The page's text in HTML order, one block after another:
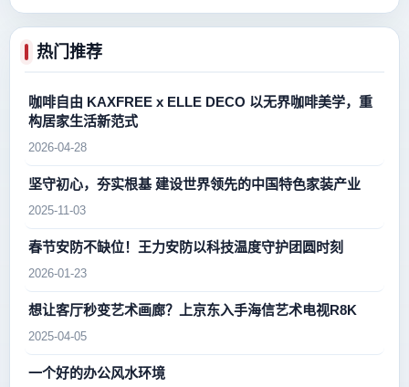
热门推荐
咖啡自由 KAXFREE x ELLE DECO 以无界咖啡美学，重
构居家生活新范式
2026-04-28
坚守初心，夯实根基 建设世界领先的中国特色家装产业
2025-11-03
春节安防不缺位！王力安防以科技温度守护团圆时刻
2026-01-23
想让客厅秒变艺术画廊？上京东入手海信艺术电视R8K
2025-04-05
一个好的办公风水环境